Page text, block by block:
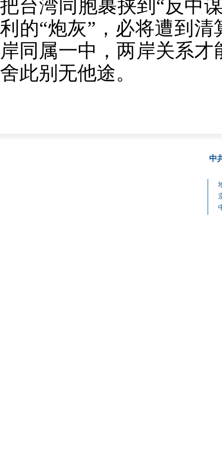
把台湾同胞裹挟到“反中
利的“炮灰”，必将遭到
岸同属一中，两岸关系
舍此别无他途。
中